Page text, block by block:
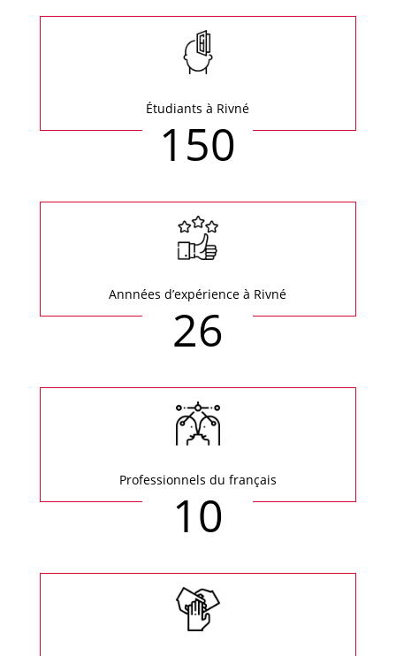
Étudiants à Rivné
150
Annnées d’expérience à Rivné
26
Professionnels du français
10